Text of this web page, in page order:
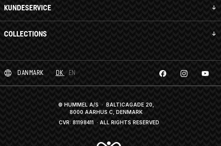
KUNDESERVICE
COLLECTIONS
DANMARK DK EN
© HUMMEL A/S · BALTICAGADE 20,
8000 AARHUS C, DENMARK
CVR: 81198411 · ALL RIGHTS RESERVED